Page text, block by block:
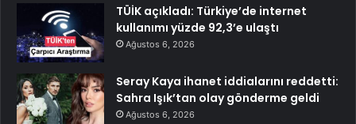
TÜİK açıkladı: Türkiye’de internet
kullanımı yüzde 92,3’e ulaştı
Ağustos 6, 2026
Seray Kaya ihanet iddialarını reddetti:
Sahra Işık’tan olay gönderme geldi
Ağustos 6, 2026